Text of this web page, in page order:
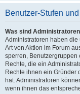
Benutzer-Stufen
Was sind
Administratoren haben die
Art von Aktion im Forum
sperren, Benutzergruppen
Rechte, die ein
Rechte ihnen ein Gründer
hat. Administratoren
wenn ihnen das